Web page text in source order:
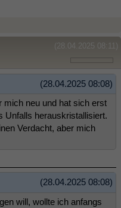
(28.04.2025 08:11)
(28.04.2025 08:08)
neu und hat sich erst
Unfalls herauskristallisiert.
Verdacht, aber mich
(28.04.2025 08:08)
will, wollte ich anfangs